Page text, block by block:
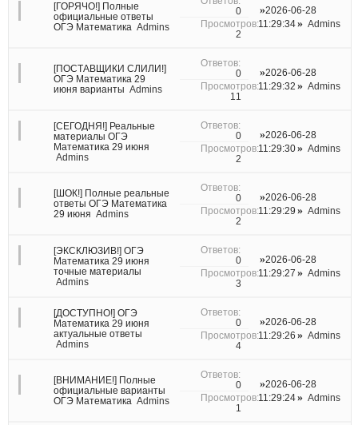
[ГОРЯЧО!] Полные
официальные ответы
ОГЭ Математика Admins
0
2
2026-06-28
11:29:34
Admins
[ПОСТАВЩИКИ СЛИЛИ!]
ОГЭ Математика 29
июня варианты Admins
0
11
2026-06-28
11:29:32
Admins
[СЕГОДНЯ!] Реальные
материалы ОГЭ
Математика 29 июня
Admins
0
2
2026-06-28
11:29:30
Admins
[ШОК!] Полные реальные
ответы ОГЭ Математика
29 июня Admins
0
2
2026-06-28
11:29:29
Admins
[ЭКСКЛЮЗИВ!] ОГЭ
Математика 29 июня
точные материалы
Admins
0
3
2026-06-28
11:29:27
Admins
[ДОСТУПНО!] ОГЭ
Математика 29 июня
актуальные ответы
Admins
0
4
2026-06-28
11:29:26
Admins
[ВНИМАНИЕ!] Полные
официальные варианты
ОГЭ Математика Admins
0
1
2026-06-28
11:29:24
Admins